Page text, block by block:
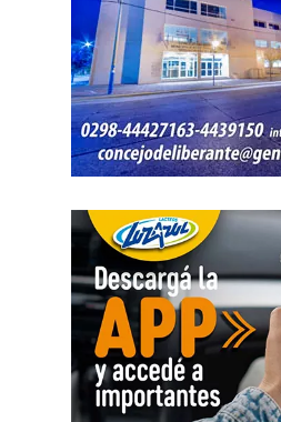
Como parte de la agenda
mantiene reuniones con
agencias de Estados Unidos
permitan impulsar inversiones y
herramientas de financiamiento
Río Negro.